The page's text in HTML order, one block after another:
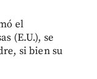
el
(E.U.), se
si bien su